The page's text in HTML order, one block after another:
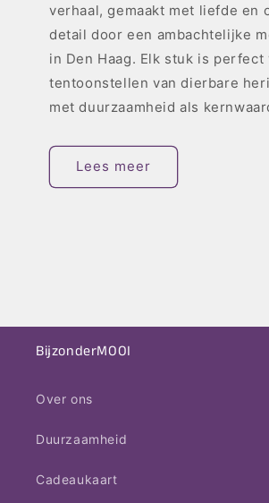
verhaal, gemaakt met liefde en
detail door een ambachtelijke
in Den Haag. Elk stuk is perfect
tentoonstellen van dierbare
met duurzaamheid als
Lees meer
BijzonderMOOI
Over ons
Duurzaamheid
Cadeaukaart